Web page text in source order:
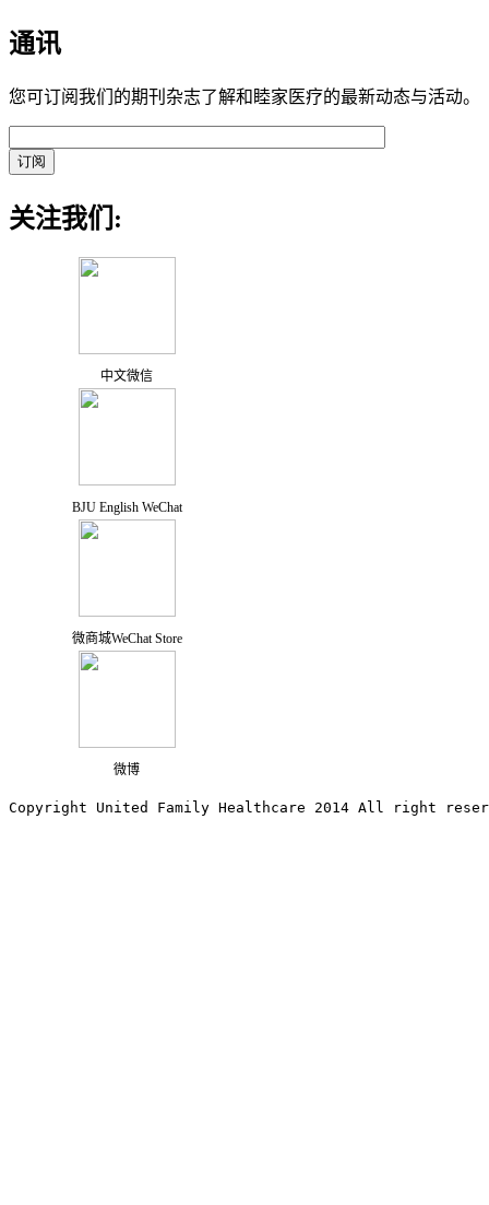
通讯
您可订阅我们的期刊杂志了解和睦家医疗的最新动态与活动。
关注我们:
中文微信
BJU English WeChat
微商城WeChat Store
微博
Copyright United Family Healthcare 2014 All right